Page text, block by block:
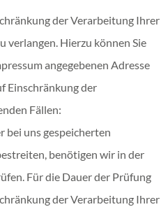
der Verarbeitung Ihrer
verlangen. Hierzu können Sie
angegebenen Adresse
Einschränkung der
Fällen:
bei uns gespeicherten
benötigen wir in der
Für die Dauer der Prüfung
der Verarbeitung Ihrer